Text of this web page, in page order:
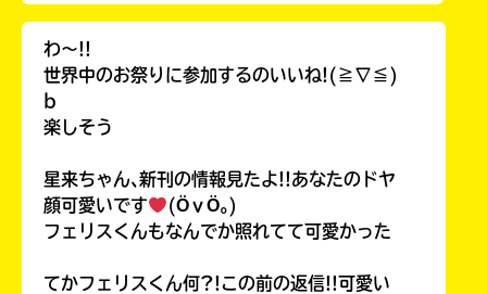
わ〜!!
世界中のお祭りに参加するのいいね!(≧∇≦)
b
楽しそう
星来ちゃん､新刊の情報見たよ!!あなたのドヤ
顔可愛いです
(ӦｖӦ｡)
フェリスくんもなんでか照れてて可愛かった
てかフェリスくん何?!この前の返信!!可愛い